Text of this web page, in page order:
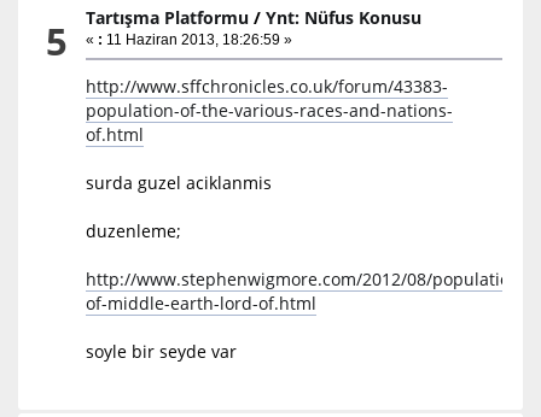
5 Tartışma Platformu /Ynt: Nüfus Konusu
« : 11 Haziran 2013, 18:26:59 »
http://www.sffchronicles.co.uk/forum/43383-
population-of-the-various-races-and-nations-
of.html
surda guzel aciklanmis
duzenleme;
http://www.stephenwigmore.com/2012/08/populations-
of-middle-earth-lord-of.html
soyle bir seyde var